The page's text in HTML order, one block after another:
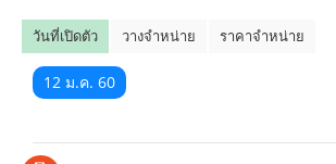
TOP 10 มือถือยอดนิยม
CLOSE
วันที่เปิดตัว วางจำหน่าย ราคาจำหน่าย
12 ม.ค. 60